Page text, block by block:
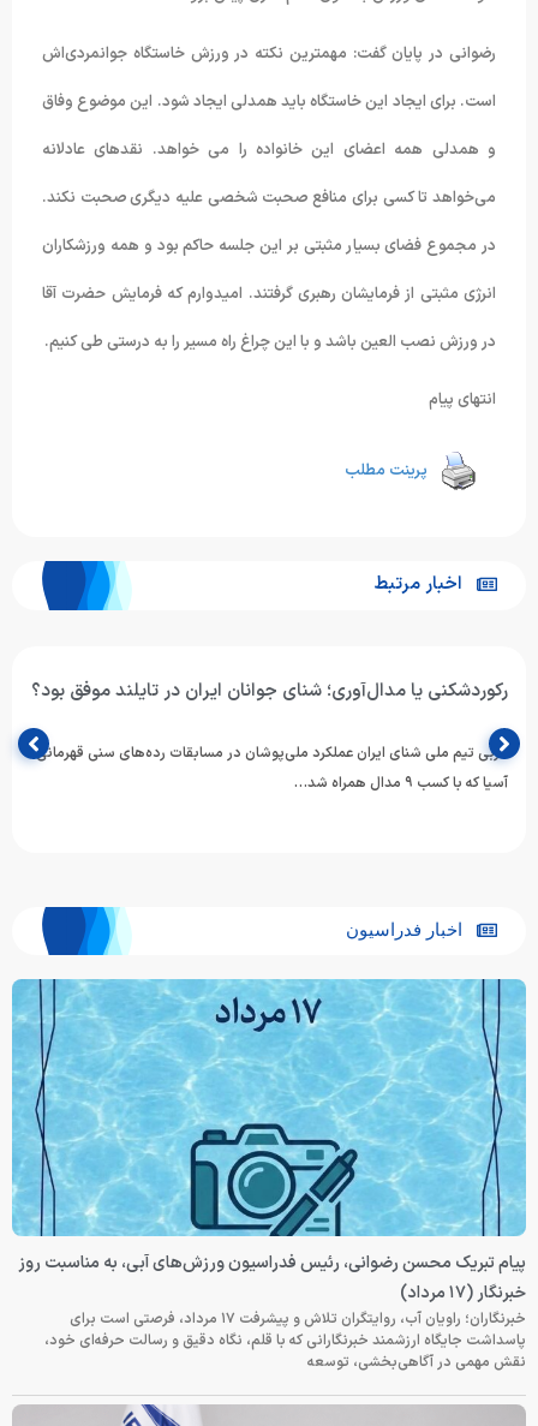
رضوانی در پایان گفت: مهمترین نکته در ورزش خاستگاه جوانمردی‌اش
است. برای ایجاد این خاستگاه باید همدلی ایجاد شود. این موضوع وفاق
و همدلی همه اعضای این خانواده را می خواهد. نقدهای عادلانه
می‌خواهد تا کسی برای منافع صحبت شخصی علیه دیگری صحبت نکند.
در مجموع فضای بسیار مثبتی بر این جلسه حاکم بود و همه ورزشکاران
انرژی مثبتی از فرمایشان رهبری گرفتند. امیدوارم که فرمایش حضرت آقا
در ورزش نصب العین باشد و با این چراغ راه مسیر را به درستی طی کنیم.
انتهای پیام
پرینت مطلب
اخبار مرتبط
رکوردشکنی یا مدال‌آوری؛ شنای جوانان ایران در تایلند موفق بود؟
مربی تیم ملی شنای ایران عملکرد ملی‌پوشان در مسابقات رده‌های سنی قهرمانی
آسیا که با کسب ۹ مدال همراه شد…
اخبار فدراسیون
پیام تبریک محسن رضوانی، رئیس فدراسیون ورزش‌های آبی، به مناسبت روز
خبرنگار (۱۷ مرداد)
خبرنگاران؛ راویان آب، روایتگران تلاش و پیشرفت ۱۷ مرداد، فرصتی است برای
پاسداشت جایگاه ارزشمند خبرنگارانی که با قلم، نگاه دقیق و رسالت حرفه‌ای خود،
نقش مهمی در آگاهی‌بخشی، توسعه